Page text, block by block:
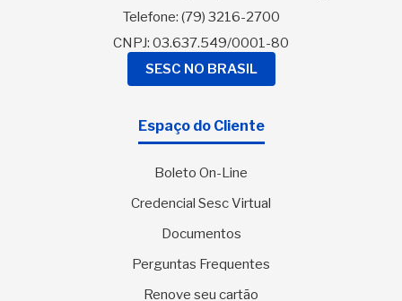
Telefone: (79) 3216-2700
CNPJ: 03.637.549/0001-80
SESC NO BRASIL
Espaço do Cliente
Boleto On-Line
Credencial Sesc Virtual
Documentos
Perguntas Frequentes
Renove seu cartão